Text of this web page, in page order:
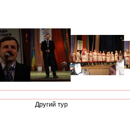
Другий тур